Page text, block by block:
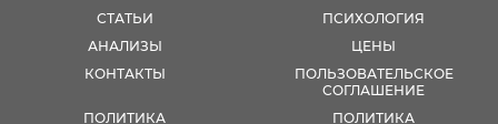
СТАТЬИ
ПСИХОЛОГИЯ
АНАЛИЗЫ
ЦЕНЫ
КОНТАКТЫ
ПОЛЬЗОВАТЕЛЬСКОЕ
СОГЛАШЕНИЕ
ПОЛИТИКА
ПОЛИТИКА